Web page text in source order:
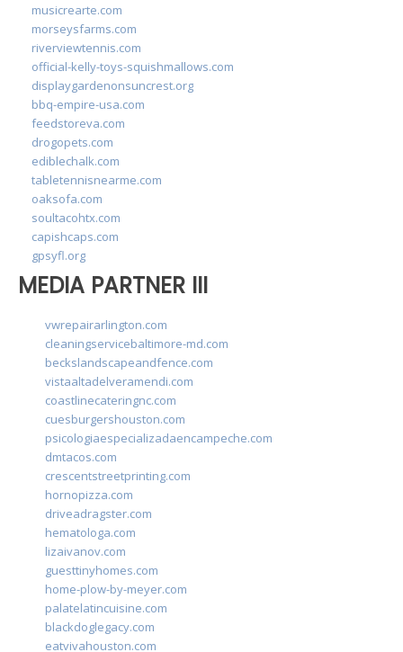
musicrearte.com
morseysfarms.com
riverviewtennis.com
official-kelly-toys-squishmallows.com
displaygardenonsuncrest.org
bbq-empire-usa.com
feedstoreva.com
drogopets.com
ediblechalk.com
tabletennisnearme.com
oaksofa.com
soultacohtx.com
capishcaps.com
gpsyfl.org
MEDIA PARTNER III
vwrepairarlington.com
cleaningservicebaltimore-md.com
beckslandscapeandfence.com
vistaaltadelveramendi.com
coastlinecateringnc.com
cuesburgershouston.com
psicologiaespecializadaencampeche.com
dmtacos.com
crescentstreetprinting.com
hornopizza.com
driveadragster.com
hematologa.com
lizaivanov.com
guesttinyhomes.com
home-plow-by-meyer.com
palatelatincuisine.com
blackdoglegacy.com
eatvivahouston.com